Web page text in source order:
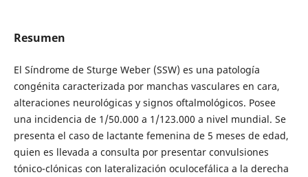
Resumen
El Síndrome de Sturge Weber (SSW) es una patología
congénita caracterizada por manchas vasculares en cara,
alteraciones neurológicas y signos oftalmológicos. Posee
una incidencia de 1/50.000 a 1/123.000 a nivel mundial. Se
presenta el caso de lactante femenina de 5 meses de edad,
quien es llevada a consulta por presentar convulsiones
tónico-clónicas con lateralización oculocefálica a la derecha